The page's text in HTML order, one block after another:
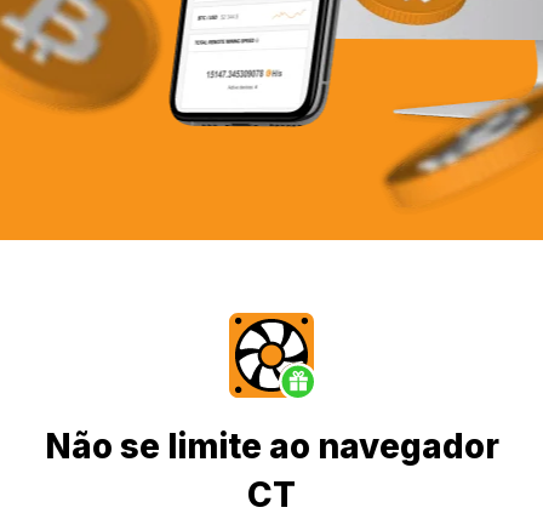
Não se limite ao navegador
CT